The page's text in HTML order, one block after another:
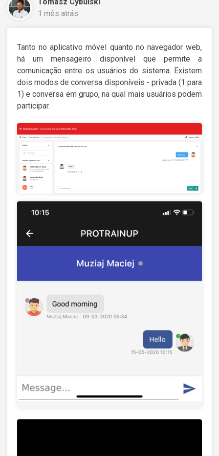
1 mês atrás
Tanto no aplicativo móvel quanto no navegador web,
há um mensageiro disponível que permite a
comunicação entre os usuários do sistema. Existem
dois modos de conversa disponíveis - privada (1 para
1) e conversa em grupo, na qual mais usuários podem
participar.